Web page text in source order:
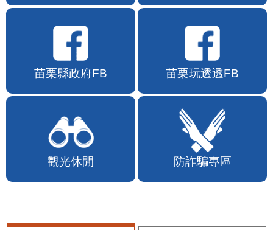
苗栗縣政府FB 苗栗玩透透FB
觀光休閒 防詐騙專區